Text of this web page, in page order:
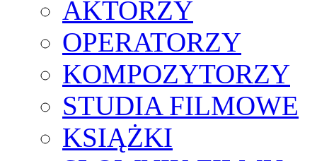
AKTORZY
OPERATORZY
KOMPOZYTORZY
STUDIA FILMOWE
KSIĄŻKI